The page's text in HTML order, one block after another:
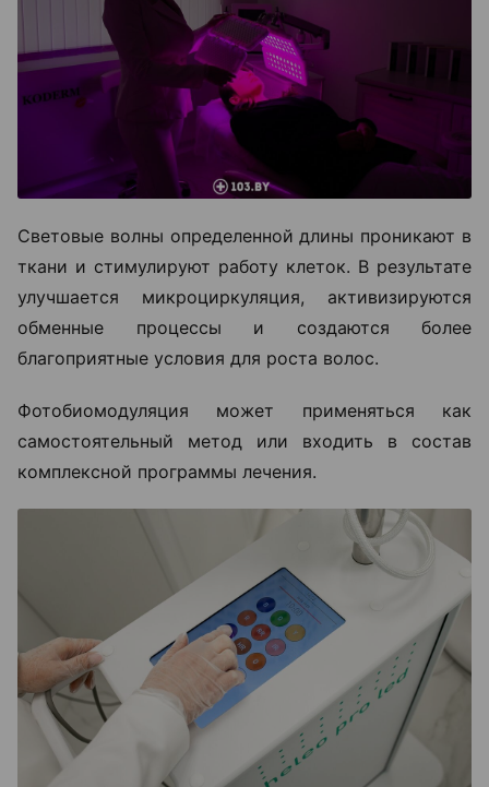
Световые волны определенной длины проникают в
ткани и стимулируют работу клеток. В результате
улучшается микроциркуляция, активизируются
обменные процессы и создаются более
благоприятные условия для роста волос.
Фотобиомодуляция может применяться как
самостоятельный метод или входить в состав
комплексной программы лечения.